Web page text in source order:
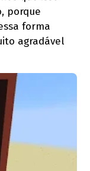
porque
forma
agradável